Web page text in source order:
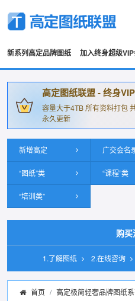
新系列高定品牌图纸 加入终身超级
高定图纸联盟 - 终身
容量大于4TB 所有资料打包
永久更新
新增高定 广交会名
“图纸”类 “课程”类
“培训类”
购
1.了解图纸 2.在线咨询
首页 高定极简轻奢品牌图纸